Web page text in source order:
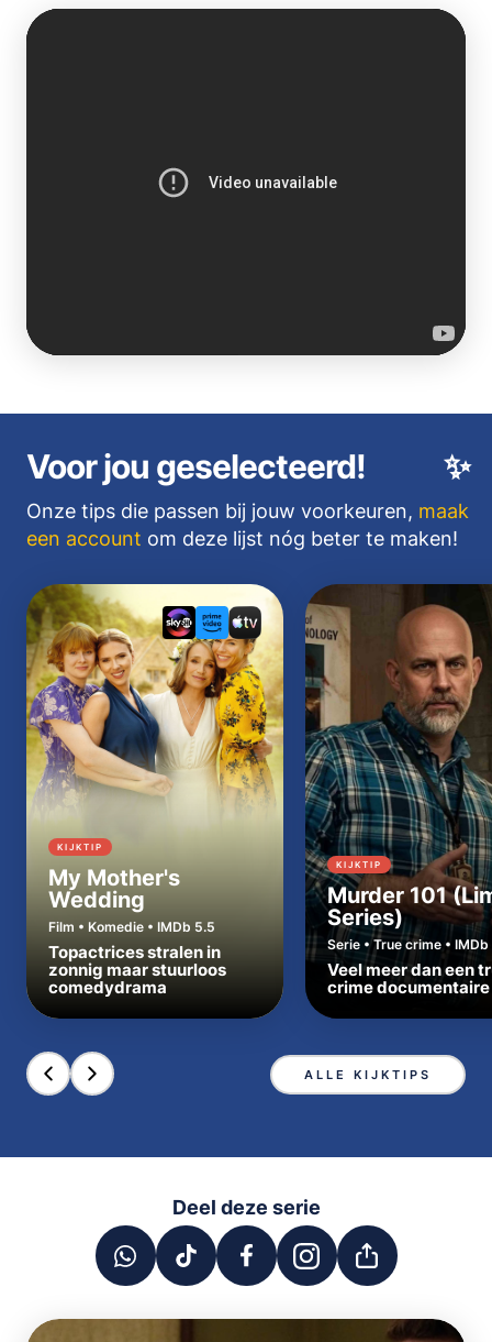
✨
Voor jou geselecteerd!
Onze tips die passen bij jouw voorkeuren, maak
een account om deze lijst nóg beter te maken!
KIJKTIP
My Mother's
Wedding
Film • Komedie • IMDb 5.5
Topactrices stralen in
zonnig maar stuurloos
comedydrama
KIJKTIP
Murder 101
Series)
Serie • True crime • IMDb
Veel meer dan een
crime documentaire
ALLE KIJKTIPS
Deel deze serie